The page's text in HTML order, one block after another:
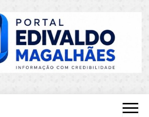
Atualizado!